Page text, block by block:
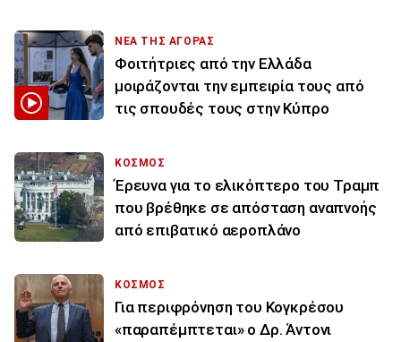
ΝΕΑ ΤΗΣ ΑΓΟΡΑΣ
Φοιτήτριες από την Ελλάδα
μοιράζονται την εμπειρία τους από
τις σπουδές τους στην Κύπρο
ΚΟΣΜΟΣ
Έρευνα για το ελικόπτερο του Τραμπ
που βρέθηκε σε απόσταση αναπνοής
από επιβατικό αεροπλάνο
ΚΟΣΜΟΣ
Για περιφρόνηση του Κογκρέσου
«παραπέμπτεται» ο Δρ. Άντονι